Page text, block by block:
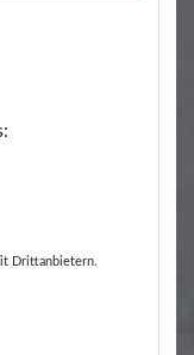
Drittanbietern.